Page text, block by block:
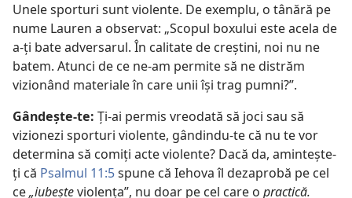
Unele sporturi sunt violente. De exemplu, o tânără pe
nume Lauren a observat: „Scopul boxului este acela de
a-ți bate adversarul. În calitate de creștini, noi nu ne
batem. Atunci de ce ne-am permite să ne distrăm
vizionând materiale în care unii își trag pumni?”.
Gândește-te: Ți-ai permis vreodată să joci sau să
vizionezi sporturi violente, gândindu-te că nu te vor
determina să comiți acte violente? Dacă da, amintește-
ți că Psalmul 11:5spune că Iehova îl dezaprobă pe cel
ce„iubeșteviolența”, nu doar pe cel care o practică.